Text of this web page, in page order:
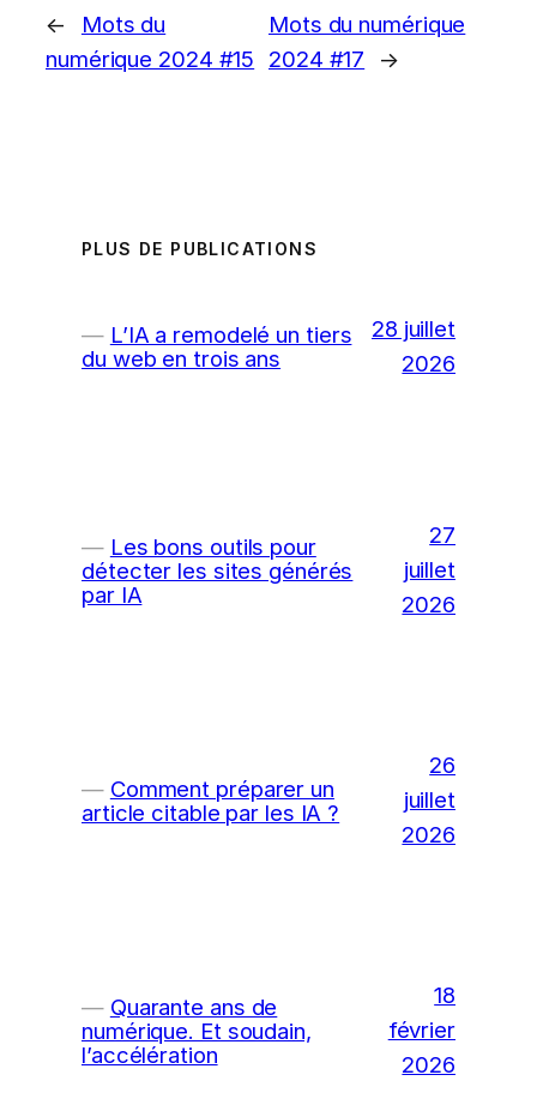
←
Mots du
numérique 2024 #15
Mots du numérique
2024 #17
→
PLUS DE PUBLICATIONS
L’IA a remodelé un tiers
du web en trois ans
28 juillet
2026
Les bons outils pour
détecter les sites générés
par IA
27
juillet
2026
Comment préparer un
article citable par les IA ?
26
juillet
2026
Quarante ans de
numérique. Et soudain,
l’accélération
18
février
2026